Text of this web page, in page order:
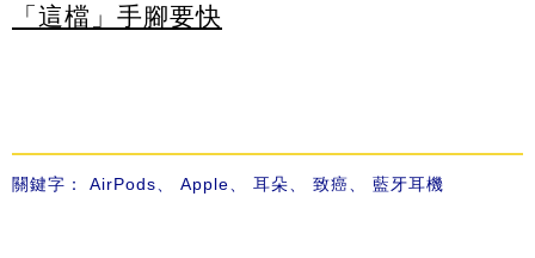
「這檔」手腳要快
關鍵字： AirPods Apple 耳朵 致癌 藍牙耳機